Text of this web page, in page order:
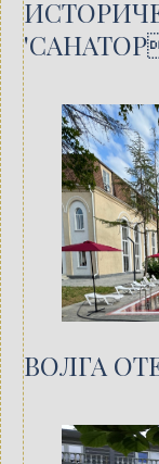
ВОЛГА